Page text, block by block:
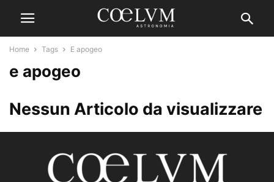
Home Tags E apogeo
e apogeo
Nessun Articolo da visualizzare